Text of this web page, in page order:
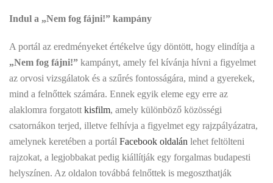
Indul a „Nem fog fájni!” kampány
A portál az eredményeket értékelve úgy döntött, hogy elindítja a
„Nem fog fájni!” kampányt, amely fel kívánja hívni a figyelmet
az orvosi vizsgálatok és a szűrés fontosságára, mind a gyerekek,
mind a felnőttek számára. Ennek egyik eleme egy erre az
alaklomra forgatott kisfilm, amely különböző közösségi
csatornákon terjed, illetve felhívja a figyelmet egy rajzpályázatra,
amelynek keretében a portál Facebook oldalán lehet feltölteni
rajzokat, a legjobbakat pedig kiállítják egy forgalmas budapesti
helyszínen. Az oldalon továbbá felnőttek is megoszthatják